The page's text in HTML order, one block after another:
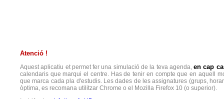
Atenció !
Aquest aplicatiu et permet fer una simulació de la teva agenda,en cap
calendaris que marqui el centre. Has de tenir en compte que en aquell
que marca cada pla d'estudis. Les dades de les assignatures (grups,
òptima, es recomana utilitzar Chrome o el Mozilla Firefox 10 (o superior).